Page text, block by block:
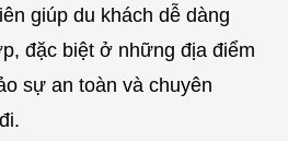
giúp du khách dễ dàng
đặc biệt ở những địa điểm
sự an toàn và chuyên